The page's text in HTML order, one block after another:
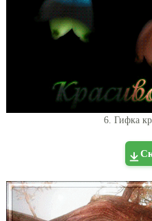
6. Гифка